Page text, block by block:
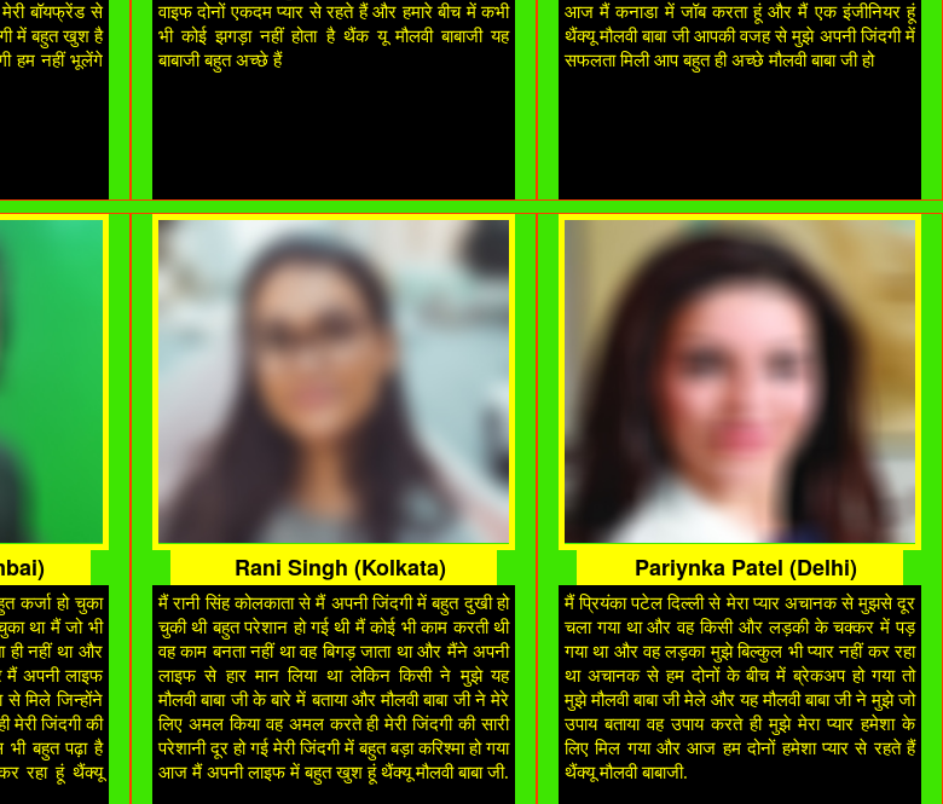
बॉयफ्रेंड से
में बहुत खुश है
हम नहीं भूलेंगे
वाइफ दोनों एकदम प्यार से रहते हैं और हमारे बीच में कभी
भी कोई झगड़ा नहीं होता है थैंक यू मौलवी बाबाजी यह
बाबाजी बहुत अच्छे हैं
आज मैं कनाडा में जॉब करता हूं और मैं एक इंजीनियर हूं
थैंक्यू मौलवी बाबा जी आपकी वजह से मुझे अपनी जिंदगी में
सफलता मिली आप बहुत ही अच्छे मौलवी बाबा जी हो
कर्जा हो चुका
था मैं जो भी
ही नहीं था और
मैं अपनी लाइफ
से मिले जिन्होंने
जिंदगी की
भी बहुत पढ़ा है
रहा हूं थैंक्यू
Rani Singh (Kolkata)
मैं रानी सिंह कोलकाता से मैं अपनी जिंदगी में बहुत दुखी हो
चुकी थी बहुत परेशान हो गई थी मैं कोई भी काम करती थी
वह काम बनता नहीं था वह बिगड़ जाता था और मैंने अपनी
लाइफ से हार मान लिया था लेकिन किसी ने मुझे यह
मौलवी बाबा जी के बारे में बताया और मौलवी बाबा जी ने मेरे
लिए अमल किया वह अमल करते ही मेरी जिंदगी की सारी
परेशानी दूर हो गई मेरी जिंदगी में बहुत बड़ा करिश्मा हो गया
आज मैं अपनी लाइफ में बहुत खुश हूं थैंक्यू मौलवी बाबा जी.
Pariynka Patel (Delhi)
मैं प्रियंका पटेल दिल्ली से मेरा प्यार अचानक से मुझसे दूर
चला गया था और वह किसी और लड़की के चक्कर में पड़
गया था और वह लड़का मुझे बिल्कुल भी प्यार नहीं कर रहा
था अचानक से हम दोनों के बीच में ब्रेकअप हो गया तो
मुझे मौलवी बाबा जी मेले और यह मौलवी बाबा जी ने मुझे जो
उपाय बताया वह उपाय करते ही मुझे मेरा प्यार हमेशा के
लिए मिल गया और आज हम दोनों हमेशा प्यार से रहते हैं
थैंक्यू मौलवी बाबाजी.